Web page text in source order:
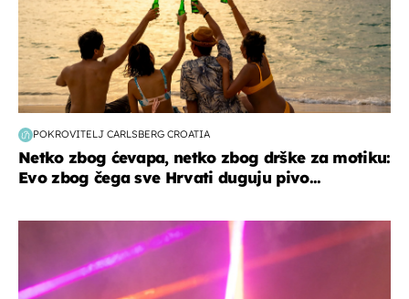
POKROVITELJ CARLSBERG CROATIA
Netko zbog ćevapa, netko zbog drške za motiku:
Evo zbog čega sve Hrvati duguju pivo...